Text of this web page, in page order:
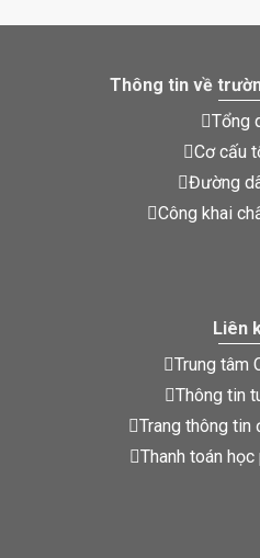
Thông tin về
Tổng
Cơ cấu
Đường
Công khai
Liên
Trung tâm
Thông tin
Trang thông tin
Thanh toán